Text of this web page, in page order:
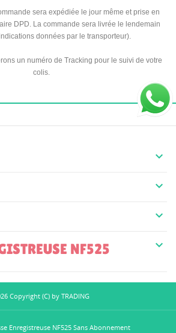
sera expédiée le jour même et prise en
DPD. La commande sera livrée le lendemain
données par le transporteur).
un numéro de Tracking pour le suivi de votre
colis.



NF525 
Enregistreuse NF525 Sans Abonnement
Copyright (C) by TRADING